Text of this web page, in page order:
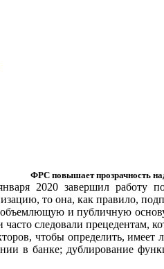
ФРС повышает прозрачность
2020 завершил
то она, как правило,
и публичную
следовали
чтобы определить,
в банке; дублирование